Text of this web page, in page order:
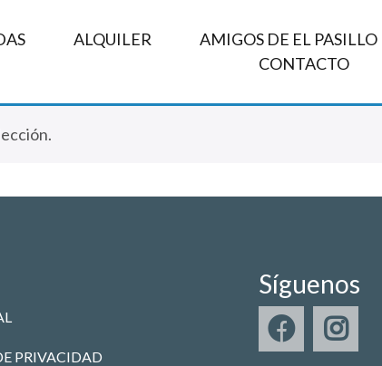
ALQUILER AMIGOS DE EL PASILLO
CONTACTO
PRIVACIDAD
Síguenos